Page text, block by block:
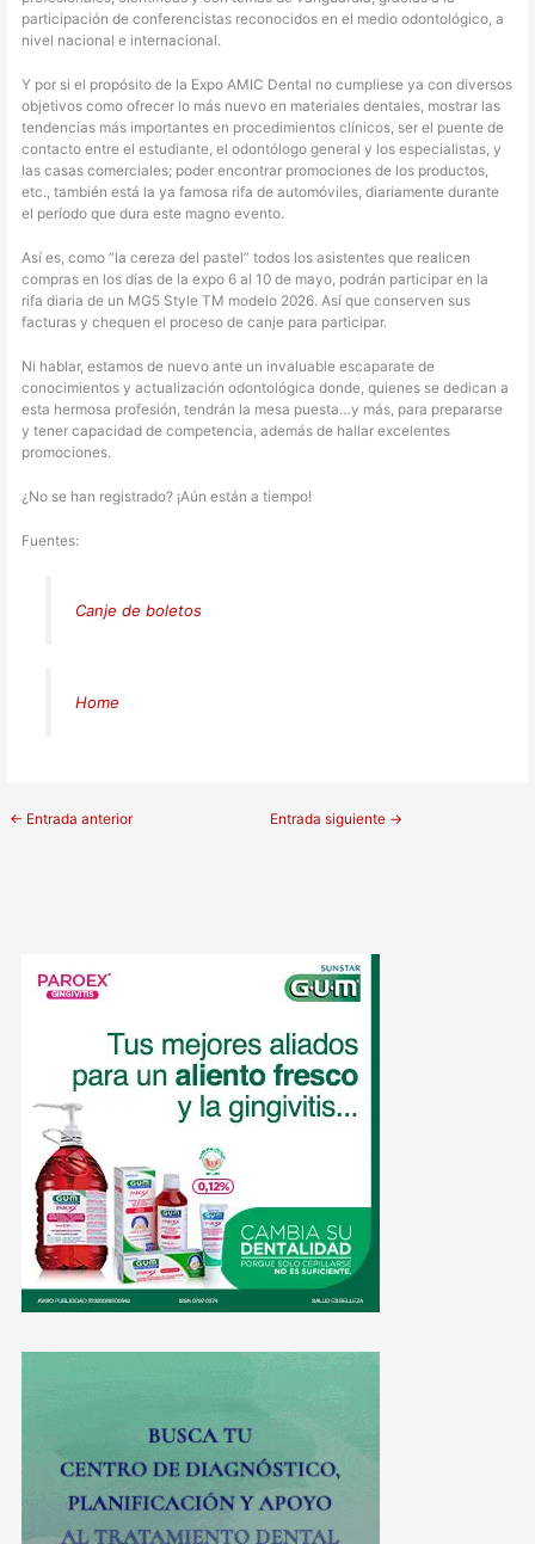
participación de conferencistas reconocidos en el medio odontológico, a
nivel nacional e internacional.
Y por si el propósito de la Expo AMIC Dental no cumpliese ya con diversos
objetivos como ofrecer lo más nuevo en materiales dentales, mostrar las
tendencias más importantes en procedimientos clínicos, ser el puente de
contacto entre el estudiante, el odontólogo general y los especialistas, y
las casas comerciales; poder encontrar promociones de los productos,
etc., también está la ya famosa rifa de automóviles, diariamente durante
el período que dura este magno evento.
Así es, como “la cereza del pastel” todos los asistentes que realicen
compras en los días de la expo 6 al 10 de mayo, podrán participar en la
rifa diaria de un MG5 Style TM modelo 2026. Así que conserven sus
facturas y chequen el proceso de canje para participar.
Ni hablar, estamos de nuevo ante un invaluable escaparate de
conocimientos y actualización odontológica donde, quienes se dedican a
esta hermosa profesión, tendrán la mesa puesta…y más, para prepararse
y tener capacidad de competencia, además de hallar excelentes
promociones.
¿No se han registrado? ¡Aún están a tiempo!
Fuentes:
Canje de boletos
Home
← Entrada anterior Entrada siguiente →